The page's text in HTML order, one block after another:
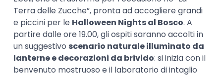
Terra delle Zucche”, pronta ad accogliere grandi
e piccini per le Halloween Nights al Bosco. A
partire dalle ore 19.00, gli ospiti saranno accolti in
un suggestivo scenario naturale illuminato da
lanterne e decorazioni da brivido: si inizia con il
benvenuto mostruoso e il laboratorio di intaglio